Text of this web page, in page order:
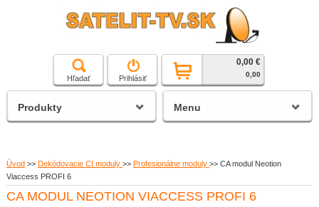
čierna a biela technika
satelitné prijímače
Hľadať Prihlásiť
0,00 €
0,00
Úvod >> Dekódovacie CI moduly >> Profesionálne moduly >> CA modul Neotion
Viaccess PROFI 6
CA MODUL NEOTION VIACCESS PROFI 6
Produkty Menu